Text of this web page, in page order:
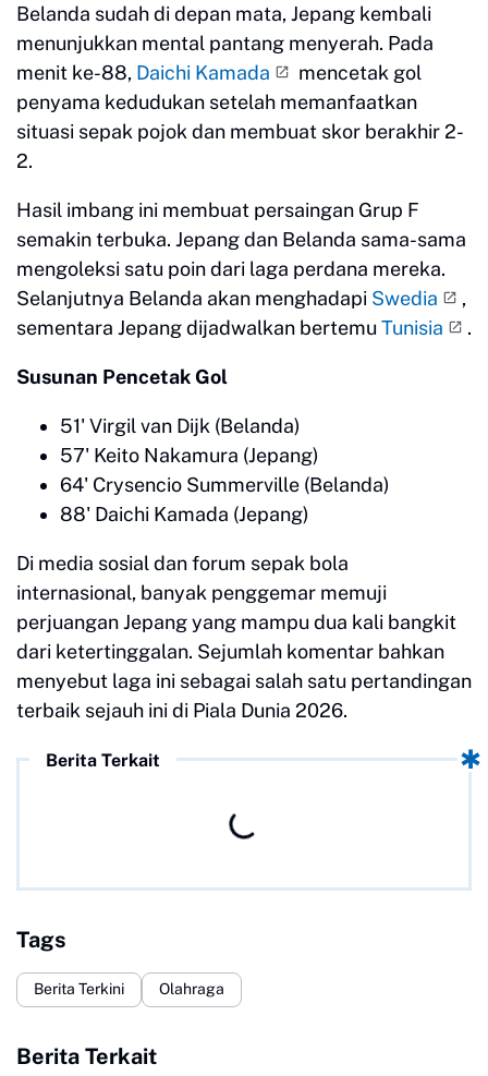
Belanda sudah di depan mata, Jepang kembali
menunjukkan mental pantang menyerah. Pada
menit ke-88, Daichi Kamada
mencetak gol
penyama kedudukan setelah memanfaatkan
situasi sepak pojok dan membuat skor berakhir 2-
2.
Hasil imbang ini membuat persaingan Grup F
semakin terbuka. Jepang dan Belanda sama-sama
mengoleksi satu poin dari laga perdana mereka.
Selanjutnya Belanda akan menghadapi Swedia
,
sementara Jepang dijadwalkan bertemu Tunisia .
Susunan Pencetak Gol
51' Virgil van Dijk (Belanda)
57' Keito Nakamura (Jepang)
64' Crysencio Summerville (Belanda)
88' Daichi Kamada (Jepang)
Di media sosial dan forum sepak bola
internasional, banyak penggemar memuji
perjuangan Jepang yang mampu dua kali bangkit
dari ketertinggalan. Sejumlah komentar bahkan
menyebut laga ini sebagai salah satu pertandingan
terbaik sejauh ini di Piala Dunia 2026.
Berita Terkait
Tags
Berita Terkini Olahraga
Berita Terkait